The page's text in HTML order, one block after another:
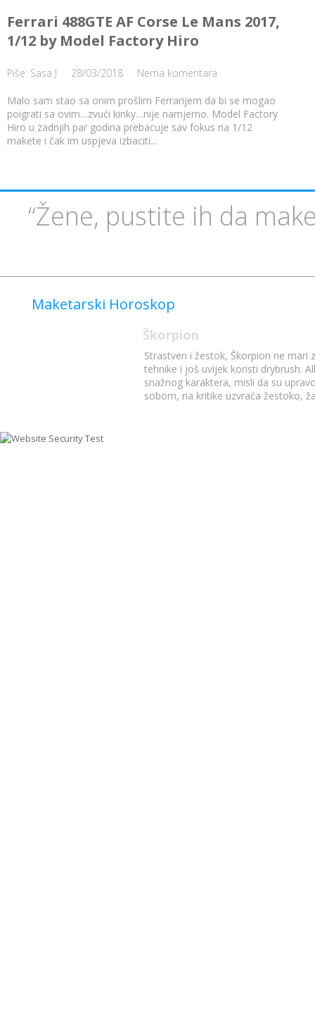
Ferrari 488GTE AF Corse Le Mans 2017,
1/12 by Model Factory Hiro
Piše: Sasa J 28/03/2018 Nema komentara
Malo sam stao sa onim prošlim Ferrarijem da bi se mogao
poigrati sa ovim…zvući kinky…nije namjerno. Model Factory
Hiro u zadnjih par godina prebacuje sav fokus na 1/12
makete i čak im uspjeva izbaciti...
“Žene, pustite ih da
Maketarski Horoskop
Škorpion
Strastven i žestok, Škorpion ne mari
tehnike i još uvijek koristi drybrush.
snažnog karaktera, misli da su
sobom, na kritike uzvraća žestoko,